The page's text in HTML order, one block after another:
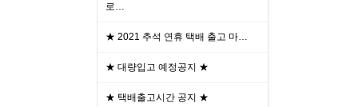
로…
★ 2021 추석 연휴 택배 출고 마…
★ 대량입고 예정공지 ★
★ 택배출고시간 공지 ★